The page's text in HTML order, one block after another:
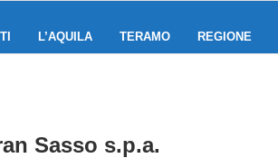
L’AQUILA TERAMO REGIONE
Sasso s.p.a.